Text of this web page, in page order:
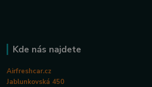
Kde nás najdete
Airfreshcar.cz
Jablunkovská 450